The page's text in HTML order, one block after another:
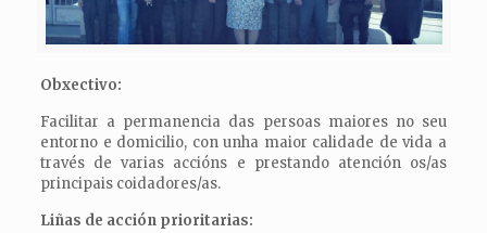
Obxectivo:
Facilitar a permanencia das persoas maiores no seu
entorno e domicilio, con unha maior calidade de vida a
través de varias accións e prestando atención os/as
principais coidadores/as.
Liñas de acción prioritarias: